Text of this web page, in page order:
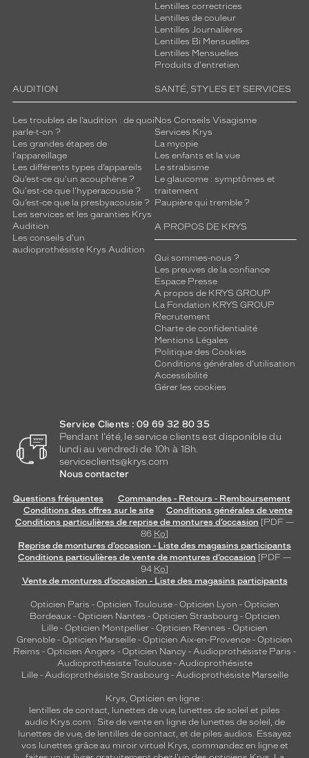
Lentilles correctrices
Lentilles de couleur
Lentilles Journalières
Lentilles Bi Mensuelles
Lentilles Mensuelles
Produits d'entretien
AUDITION
Les troubles de l’audition : de quoi
parle-t-on ?
Les grandes étapes de
l'appareillage
Les différents types d’appareils
Qu’est-ce qu'un acouphène ?
Qu'est-ce que l'hyperacousie ?
Qu’est-ce que la presbyacousie ?
Les services et les garanties Krys
Audition
Les conseils d'un
audioprothésiste Krys Audition
SANTÉ, STYLES ET SERVICES
Nos Conseils Visagisme
Services Krys
La myopie
Les enfants et la vue
Le strabisme
Le glaucome : symptômes et
traitement
Paupière qui tremble ?
A PROPOS DE KRYS
Qui sommes-nous ?
Les preuves de la confiance
Espace Presse
A propos de KRYS GROUP
La Fondation KRYS GROUP
Recrutement
Charte de confidentialité
Mentions Légales
Politique des Cookies
Conditions générales d'utilisation
Accessibilité
Gérer les cookies
Service Clients : 09 69 32 80 35
Pendant l'été, le service clients est disponible du
lundi au vendredi de 10h à 18h.
serviceclients@krys.com
Nous contacter
Questions fréquentes
Commandes - Retours - Remboursement
Conditions des offres sur le site
Conditions générales de vente
Conditions particulières de reprise de montures d’occasion [PDF —
86 Ko]
Reprise de montures d’occasion - Liste des magasins participants
Conditions particulières de vente de montures d’occasion [PDF —
94 Ko]
Vente de montures d’occasion - Liste des magasins participants
Opticien Paris - Opticien Toulouse- Opticien Lyon - Opticien
Bordeaux- Opticien Nantes - Opticien Strasbourg - Opticien
Lille - Opticien Montpellier - Opticien Rennes - Opticien
Grenoble - Opticien Marseille - Opticien Aix-en-Provence - Opticien
Reims - Opticien Angers - Opticien Nancy - Audioprothésiste Paris -
Audioprothésiste Toulouse- Audioprothésiste
Lille- Audioprothésiste Strasbourg - Audioprothésiste Marseille
Krys, Opticien en ligne :
lentilles de contact lunettes de vue, lunettes de soleil et piles
audio Krys.com : Site de vente en ligne de lunettes de soleil, de
lunettes de vue, de lentilles de contact , et de piles audios. Essayez
vos lunettes grâce au miroir virtuel Krys, commandez en ligne et